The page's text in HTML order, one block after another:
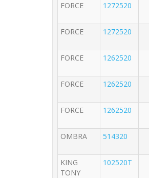
FORCE 1272520
FORCE 1272520
FORCE 1262520
FORCE 1262520
FORCE 1262520
OMBRA 514320
KING
TONY
102520T